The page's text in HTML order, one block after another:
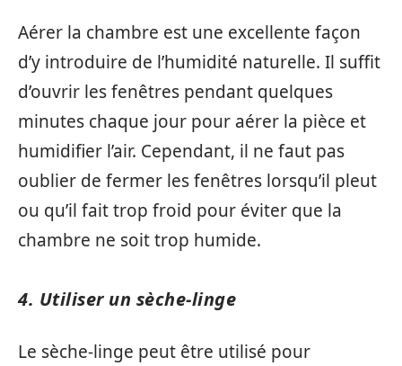
Aérer la chambre est une excellente façon
d’y introduire de l’humidité naturelle. Il suffit
d’ouvrir les fenêtres pendant quelques
minutes chaque jour pour aérer la pièce et
humidifier l’air. Cependant, il ne faut pas
oublier de fermer les fenêtres lorsqu’il pleut
ou qu’il fait trop froid pour éviter que la
chambre ne soit trop humide.
4. Utiliser un sèche-linge
Le sèche-linge peut être utilisé pour